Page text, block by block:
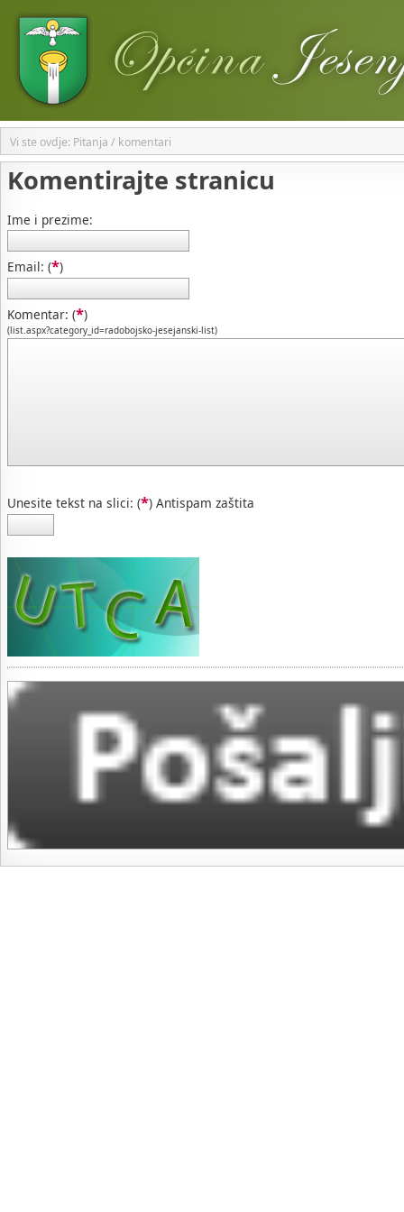
Vi ste ovdje: Pitanja / komentari
Komentirajte stranicu
Ime i prezime:
Email: (*)
Komentar: (*)
(list.aspx?category_id=radobojsko-jesejanski-list)
Unesite tekst na slici: (*) Antispam zaštita